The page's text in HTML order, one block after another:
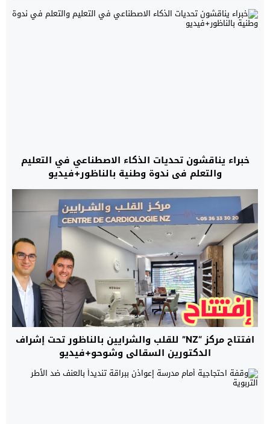
خبراء يناقشون تحديات الذكاء الاصطناعي في التعليم
والتعلم في ندوة وطنية بالناظور+فيديو
افتتاح مركز “NZ” للقلب والشرايين بالناظور تحت إشراف
الدكتورين السقالي وشوحو+فيديو